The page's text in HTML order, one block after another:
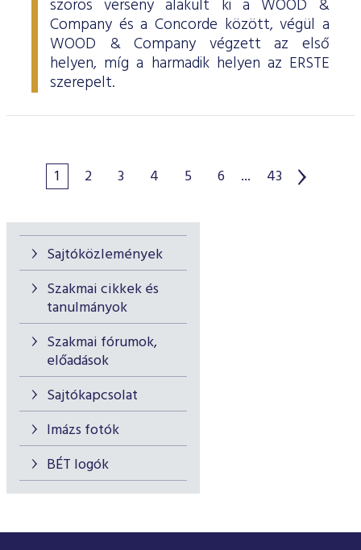
Sajtóközlemények
Szakmai cikkek és
tanulmányok
Szakmai fórumok,
előadások
Sajtókapcsolat
Imázs fotók
BÉT logók
szoros verseny alakult ki a WOOD &
Company és a Concorde között, végül a
WOOD & Company végzett az első
helyen, míg a harmadik helyen az ERSTE
szerepelt.
1 2 3 4 5 6 ... 43